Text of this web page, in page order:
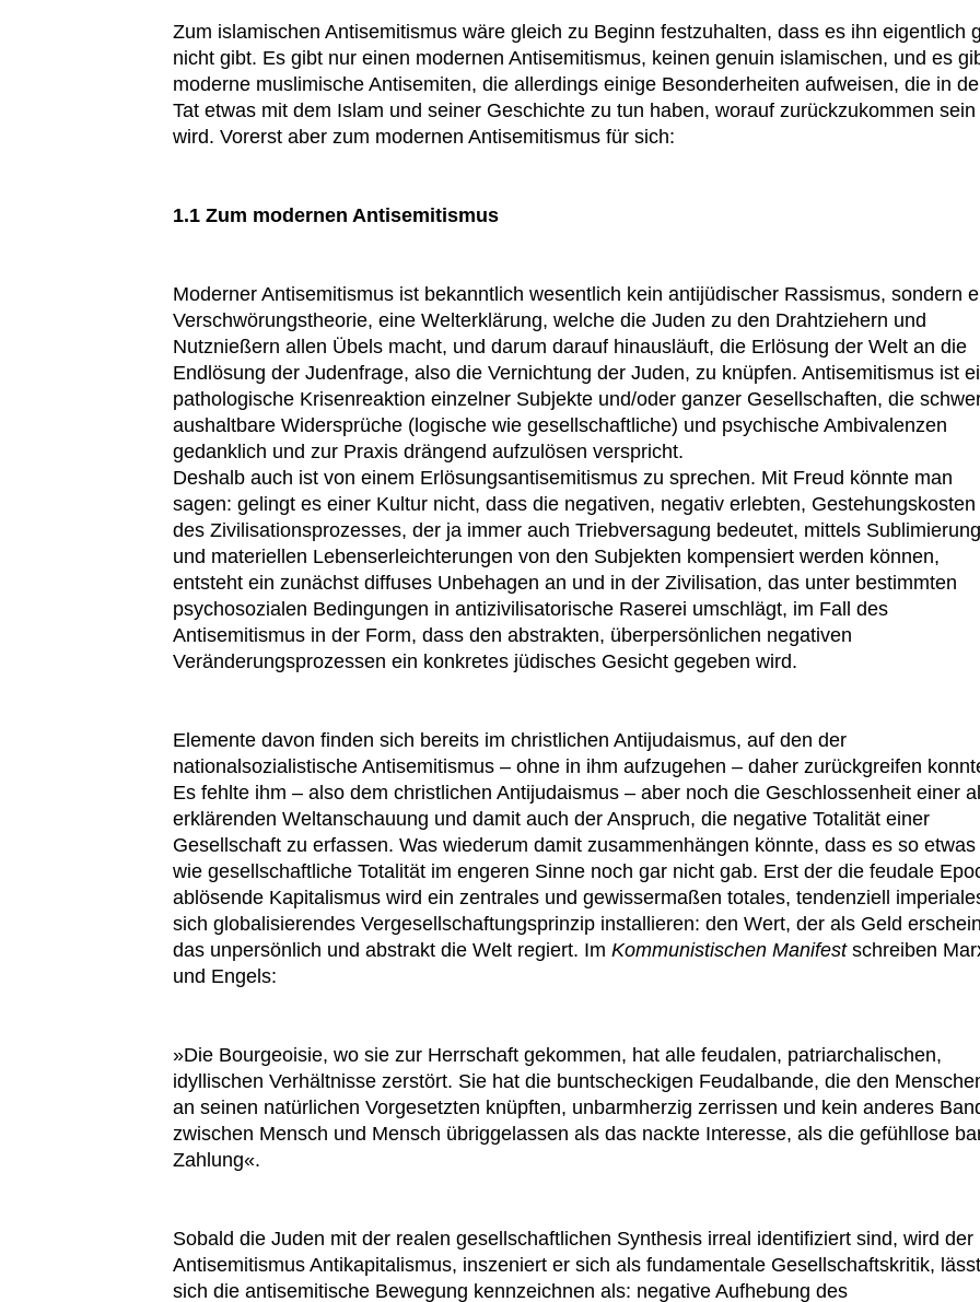
Zum islamischen Antisemitismus wäre gleich zu Beginn festzuhalten, dass es ihn eigentlich
nicht gibt. Es gibt nur einen modernen Antisemitismus, keinen genuin islamischen, und es
moderne muslimische Antisemiten, die allerdings einige Besonderheiten aufweisen, die in
Tat etwas mit dem Islam und seiner Geschichte zu tun haben, worauf zurückzukommen sein
wird. Vorerst aber zum modernen Antisemitismus für sich:
1.1 Zum modernen Antisemitismus
Moderner Antisemitismus ist bekanntlich wesentlich kein antijüdischer Rassismus, sondern
Verschwörungstheorie, eine Welterklärung, welche die Juden zu den Drahtziehern und
Nutznießern allen Übels macht, und darum darauf hinausläuft, die Erlösung der Welt an die
Endlösung der Judenfrage, also die Vernichtung der Juden, zu knüpfen. Antisemitismus ist
pathologische Krisenreaktion einzelner Subjekte und/oder ganzer Gesellschaften, die
aushaltbare Widersprüche (logische wie gesellschaftliche) und psychische Ambivalenzen
gedanklich und zur Praxis drängend aufzulösen verspricht.
Deshalb auch ist von einem Erlösungsantisemitismus zu sprechen. Mit Freud könnte man
sagen: gelingt es einer Kultur nicht, dass die negativen, negativ erlebten, Gestehungskosten
des Zivilisationsprozesses, der ja immer auch Triebversagung bedeutet, mittels Sublimierung
und materiellen Lebenserleichterungen von den Subjekten kompensiert werden können,
entsteht ein zunächst diffuses Unbehagen an und in der Zivilisation, das unter bestimmten
psychosozialen Bedingungen in antizivilisatorische Raserei umschlägt, im Fall des
Antisemitismus in der Form, dass den abstrakten, überpersönlichen negativen
Veränderungsprozessen ein konkretes jüdisches Gesicht gegeben wird.
Elemente davon finden sich bereits im christlichen Antijudaismus, auf den der
nationalsozialistische Antisemitismus – ohne in ihm aufzugehen – daher zurückgreifen
Es fehlte ihm – also dem christlichen Antijudaismus – aber noch die Geschlossenheit einer
erklärenden Weltanschauung und damit auch der Anspruch, die negative Totalität einer
Gesellschaft zu erfassen. Was wiederum damit zusammenhängen könnte, dass es so etwas
wie gesellschaftliche Totalität im engeren Sinne noch gar nicht gab. Erst der die feudale
ablösende Kapitalismus wird ein zentrales und gewissermaßen totales, tendenziell
sich globalisierendes Vergesellschaftungsprinzip installieren: den Wert, der als Geld
das unpersönlich und abstrakt die Welt regiert. Im Kommunistischen Manifestschreiben
und Engels:
»Die Bourgeoisie, wo sie zur Herrschaft gekommen, hat alle feudalen, patriarchalischen,
idyllischen Verhältnisse zerstört. Sie hat die buntscheckigen Feudalbande, die den
an seinen natürlichen Vorgesetzten knüpften, unbarmherzig zerrissen und kein anderes
zwischen Mensch und Mensch übriggelassen als das nackte Interesse, als die gefühllose
Zahlung«.
Sobald die Juden mit der realen gesellschaftlichen Synthesis irreal identifiziert sind, wird der
Antisemitismus Antikapitalismus, inszeniert er sich als fundamentale Gesellschaftskritik, lässt
sich die antisemitische Bewegung kennzeichnen als: negative Aufhebung des